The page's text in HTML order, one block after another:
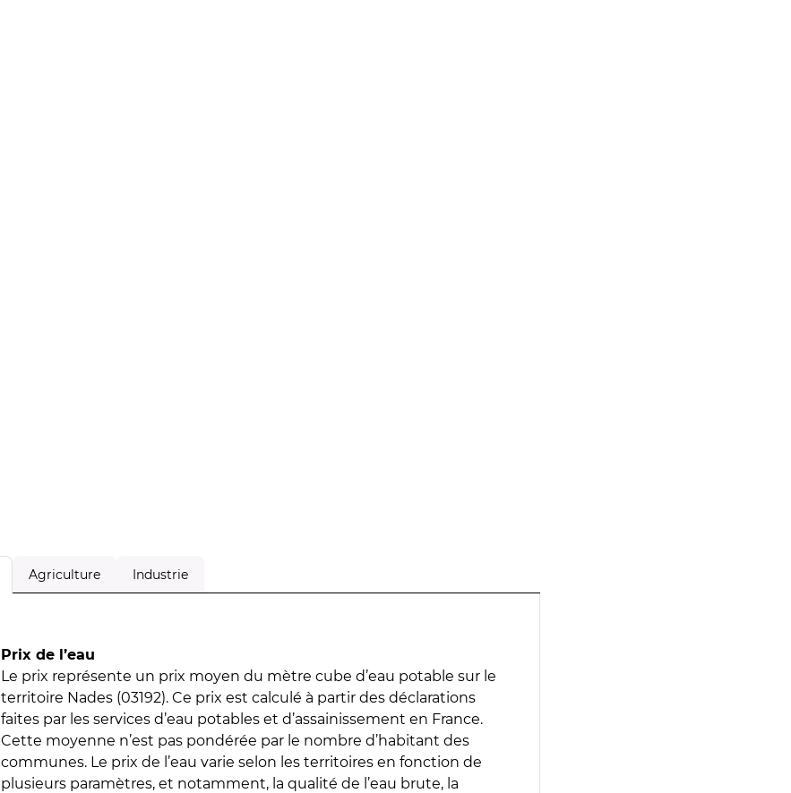
Agriculture Industrie
Prix de l’eau
Le prix représente un prix moyen du mètre cube d’eau potable sur le
territoire Nades (03192). Ce prix est calculé à partir des déclarations
faites par les services d’eau potables et d’assainissement en France.
Cette moyenne n’est pas pondérée par le nombre d’habitant des
communes. Le prix de l’eau varie selon les territoires en fonction de
plusieurs paramètres, et notamment, la qualité de l’eau brute, la